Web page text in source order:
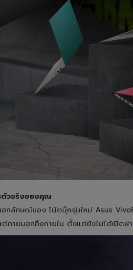
ตัวจริงของคุณ
อกลักษณ์ของ โน้ตบุ๊ครุ่นใหม่ Asus
ภายนอกถึงภายใน ตั้งแต่ยังไม่ได้เปิดฝา